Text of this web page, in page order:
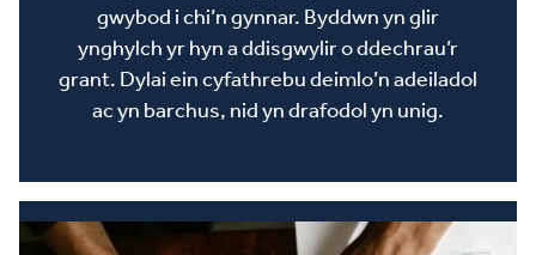
gwybod i chi’n gynnar. Byddwn yn glir
ynghylch yr hyn a ddisgwylir o ddechrau’r
grant. Dylai ein cyfathrebu deimlo’n adeiladol
ac yn barchus, nid yn drafodol yn unig.